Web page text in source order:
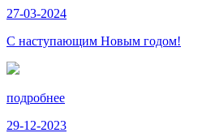
27-03-2024
С наступающим Новым годом!
подробнее
29-12-2023